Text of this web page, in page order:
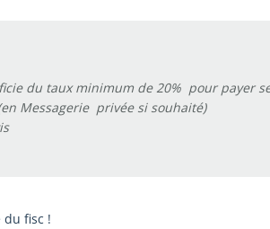
du taux minimum de 20% pour payer
Messagerie privée si souhaité)
fisc !